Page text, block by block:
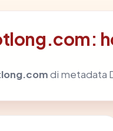
di metadata